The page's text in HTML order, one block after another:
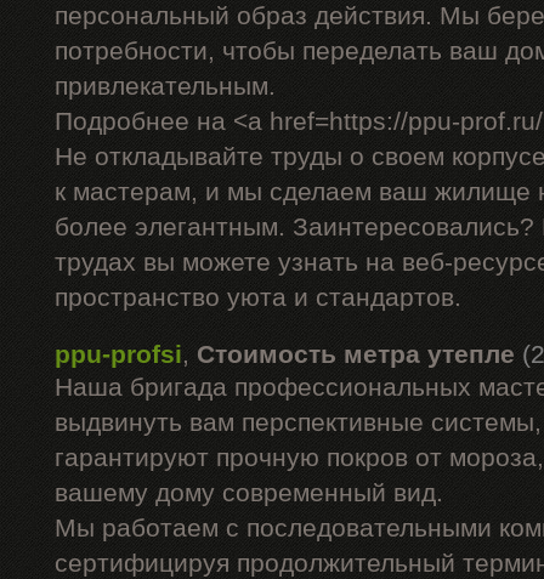
персональный образ действия. Мы
потребности, чтобы переделать ваш
привлекательным.
Подробнее на <a href=https://ppu-
Не откладывайте труды о своем
к мастерам, и мы сделаем ваш жилище
более элегантным.
трудах вы можете узнать на веб-
пространство уюта и стандартов.
ppu-profsi, Стоимость метра утепле
Наша бригада профессиональных
выдвинуть вам перспективные
гарантируют прочную покров от
вашему дому современный вид.
Мы работаем с последовательными
сертифицируя продолжительный